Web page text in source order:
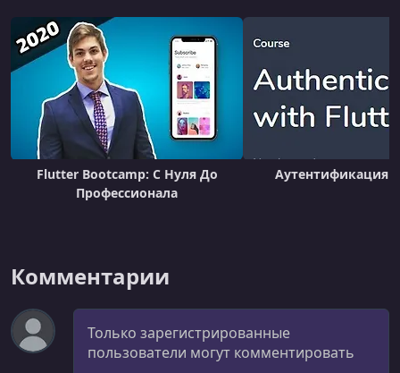
Flutter Bootcamp: С Нуля До
Профессионала
Аутентификация
Комментарии
Комментарий